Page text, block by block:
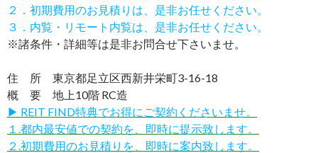
２．初期費用のお見積りは、是非お任せください。
３．内覧・リモート内覧は、是非お任せください。
※諸条件・詳細等は是非お問合せ下さいませ。
住 所 東京都足立区西新井栄町3-16-18
概 要 地上10階 RC造
▶ REIT FIND特典でお得にご契約くださいませ。
１.都内最安値での契約を、即時に提示致します。
２.初期費用のお見積りを、即時に案内致します。